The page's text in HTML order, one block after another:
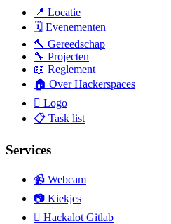
📍 Locatie
🗓️ Evenementen
🔨 Gereedschap
🔧 Projecten
📖 Reglement
🏠 Over Hackerspaces
 Logo
📋 Task list
Services
📹 Webcam
📷 Kiekjes
 Hackalot Gitlab